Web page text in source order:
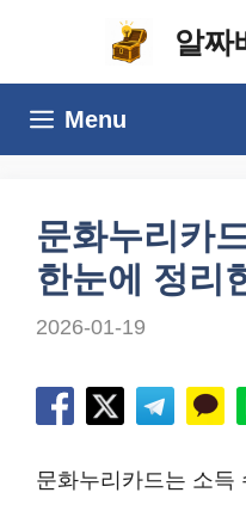
알짜
Menu
문화누리카
한눈에 정리
2026-01-19
문화누리카드는 소득